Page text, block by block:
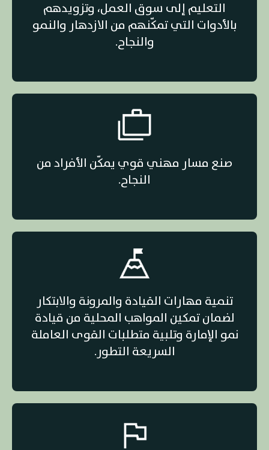
التعليم إلى سوق العمل، وتزويدهم
بالأدوات التي تمكّنهم من الازدهار والنمو
والنجاح.
صنع مسار مهني قوي يمكّن الأفراد من
النجاح.
تنمية مهارات القيادة والمرونة والابتكار
لضمان تمكين المواهب المحلية من قيادة
نمو الإمارة وتلبية متطلبات القوى العاملة
السريعة التطور.